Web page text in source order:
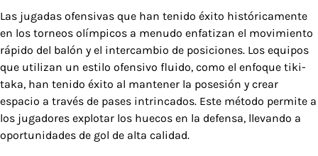
Las jugadas ofensivas que han tenido éxito históricamente
en los torneos olímpicos a menudo enfatizan el movimiento
rápido del balón y el intercambio de posiciones. Los equipos
que utilizan un estilo ofensivo fluido, como el enfoque tiki-
taka, han tenido éxito al mantener la posesión y crear
espacio a través de pases intrincados. Este método permite a
los jugadores explotar los huecos en la defensa, llevando a
oportunidades de gol de alta calidad.